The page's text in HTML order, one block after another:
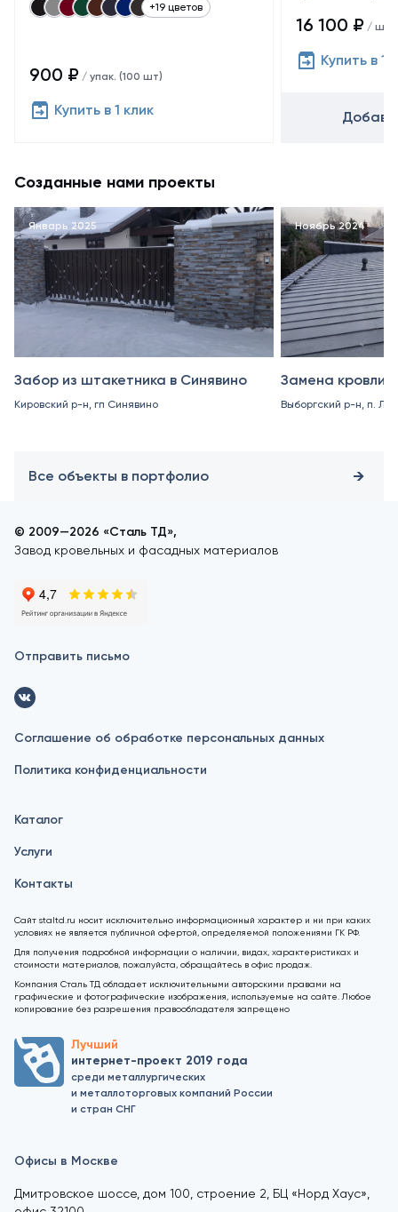
+19 цветов
900 ₽ / упак. (100 шт)
Купить в 1 клик
16 100 ₽ / шт
Купить в 1
Созданные нами проекты
Январь 2025
Забор из штакетника в Синявино
Кировский р-н, гп Синявино
Ноябрь 2024
Замена кровли
Выборгский р-н, п.
Все объекты в портфолио
© 2009—2026 «Сталь ТД»,
Завод кровельных и фасадных материалов
Отправить письмо
Соглашение об обработке персональных данных
Политика конфиденциальности
Каталог
Услуги
Контакты
Сайт staltd.ru носит исключительно информационный характер и ни при каких
условиях не является публичной офертой, определяемой положениями ГК РФ.
Для получения подробной информации о наличии, видах, характеристиках и
стоимости материалов, пожалуйста, обращайтесь в офис продаж.
Компания Сталь ТД обладает исключительными авторскими правами на
графические и фотографические изображения, используемые на сайте. Любое
копирование без разрешения правообладателя запрещено
Лучший
интернет-проект 2019 года
среди металлургических
и металлоторговых компаний России
и стран СНГ
Офисы в Москве
Дмитровское шоссе, дом 100, строение 2, БЦ «Норд Хаус»,